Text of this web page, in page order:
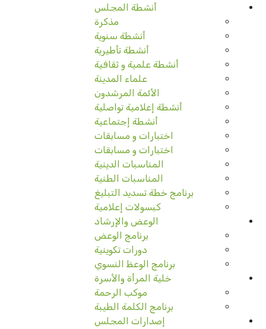
أنشطة المجلس
مذكرة
أنشطة سنوية
أنشطة تأطيرية
أنشطة علمية و ثقافية
علماء المدينة
الأئمة المرشدون
أنشطة إعلامية تواصلية
أنشطة إجتماعية
اختبارات و مسابقات
اختبارات و مسابقات
المناسبات الدينية
المناسبات الطنية
برنامج خطة تسديد التبليغ
كبسولات إعلامية
الوعض والإرشاد
برنامج الوعض
دورات تكوينية
برنامج الوعظ النسوي
خلية المرأة والأسرة
موكب الرحمة
برنامج الكلمة الطيبة
إصدارات المجلس